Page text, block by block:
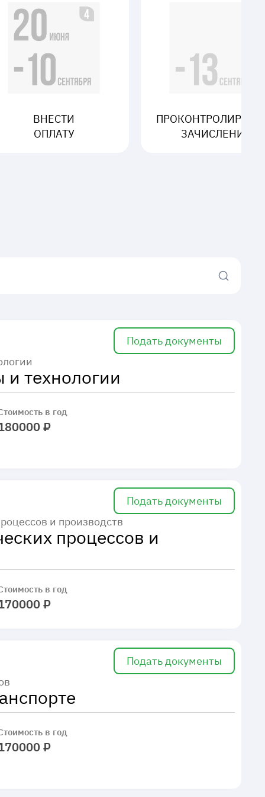
ВНЕСТИ
ОПЛАТУ
ЗАЧИСЛЕНИЕ
Подать документы
технологии
в год
₽
Подать документы
и производств
процессов и
в год
₽
Подать документы
в год
₽